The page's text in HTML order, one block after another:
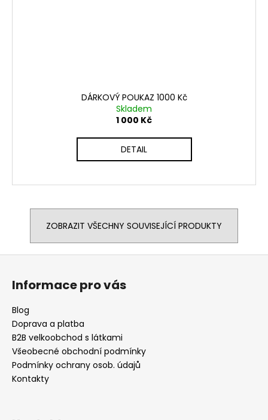
DÁRKOVÝ POUKAZ 1000 Kč
Skladem
1 000 Kč
DETAIL
ZOBRAZIT VŠECHNY SOUVISEJÍCÍ PRODUKTY
Z
Informace pro vás
Blog
Doprava a platba
B2B velkoobchod s látkami
Všeobecné obchodní podmínky
Podmínky ochrany osob. údajů
Kontakty